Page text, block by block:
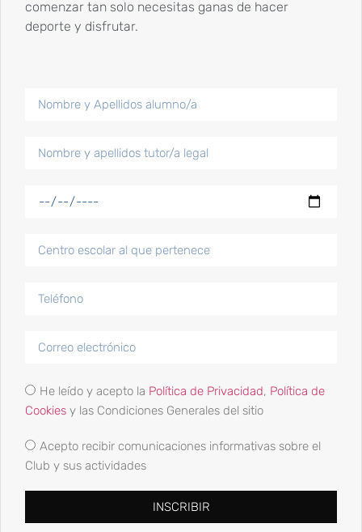
25 Junio, 2023
19 Junio, 2023
El movimiento olímpico y sus emblemas
comenzar tan solo necesitas ganas de hacer
deporte y disfrutar.
He leído y acepto la Política de Privacidad, Política de
Cookies y las Condiciones Generales del sitio
Acepto recibir comunicaciones informativas sobre el
Club y sus actividades
INSCRIBIR